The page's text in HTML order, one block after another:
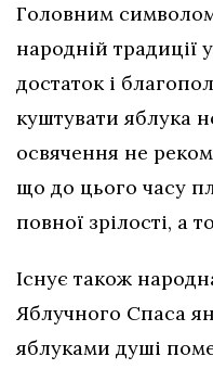
Головним
народній традиції
достаток і
куштувати яблука
освячення не
що до цього часу
повної зрілості, а
Існує також
Яблучного Спаса
яблуками душі